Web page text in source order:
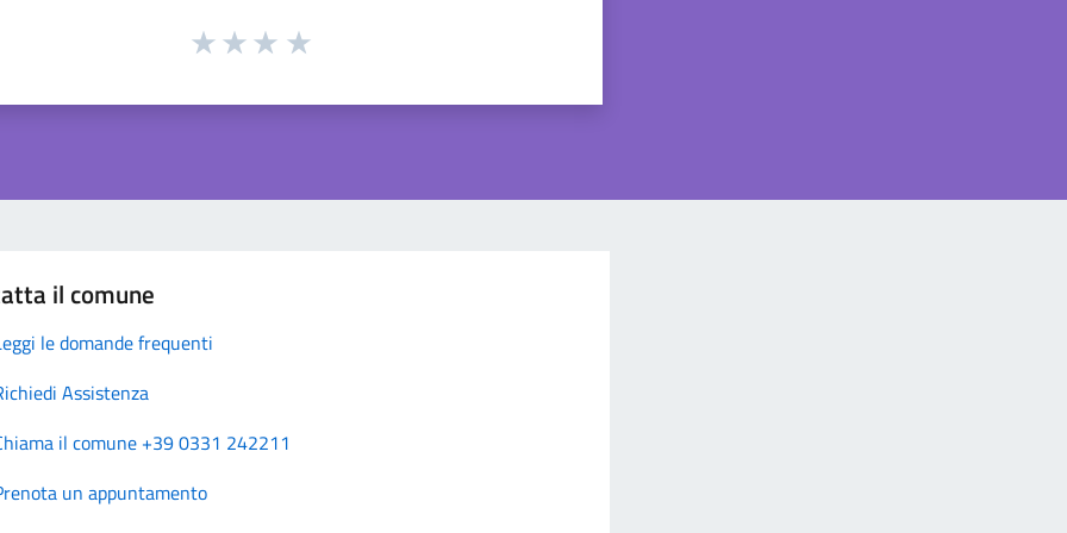
il comune
le domande frequenti
Assistenza
il comune +39 0331 242211
un appuntamento